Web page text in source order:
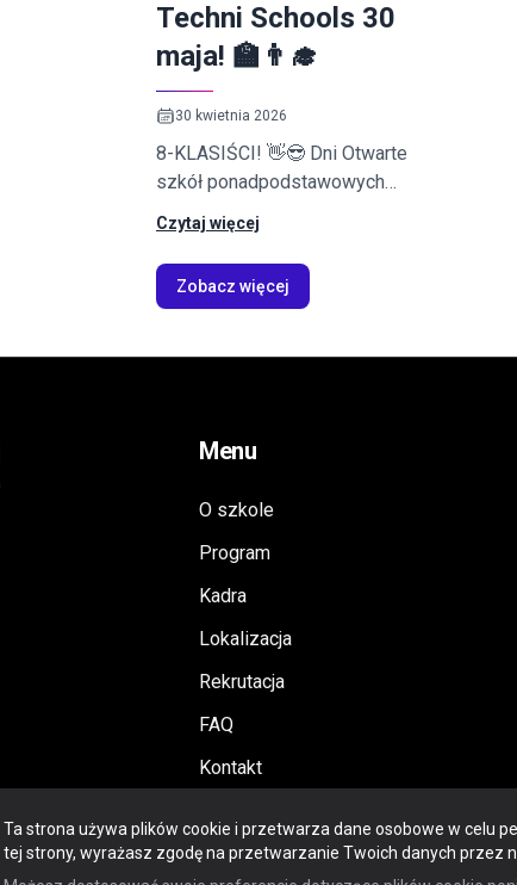
Techni Schools 30
maja! 🏫👨‍🎓
30 kwietnia 2026
8-KLASIŚCI! 👋😎 Dni Otwarte
szkół ponadpodstawowych
2026 przed nami.
Czytaj więcej
Zobacz więcej
Ta strona używa plików cookie i przetwarza dane osobowe w celu
tej strony, wyrażasz zgodę na przetwarzanie Twoich danych przez
Lublin,
Menu
O szkole
Program
Kadra
Lokalizacja
Rekrutacja
FAQ
Kontakt